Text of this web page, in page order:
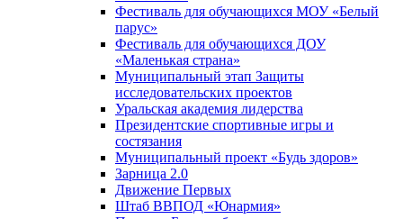
Фестиваль для обучающихся МОУ «Белый
парус»
Фестиваль для обучающихся ДОУ
«Маленькая страна»
Муниципальный этап Защиты
исследовательских проектов
Уральская академия лидерства
Президентские спортивные игры и
состязания
Муниципальный проект «Будь здоров»
Зарница 2.0
Движение Первых
Штаб ВВПОД «Юнармия»